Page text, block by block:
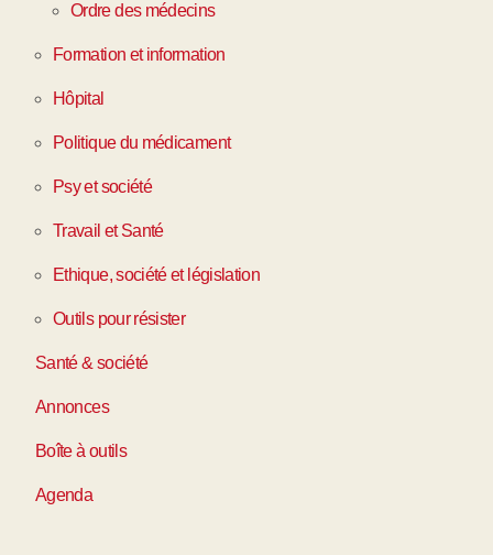
Ordre des médecins
Formation et information
Hôpital
Politique du médicament
Psy et société
Travail et Santé
Ethique, société et législation
Outils pour résister
Santé & société
Annonces
Boîte à outils
Agenda